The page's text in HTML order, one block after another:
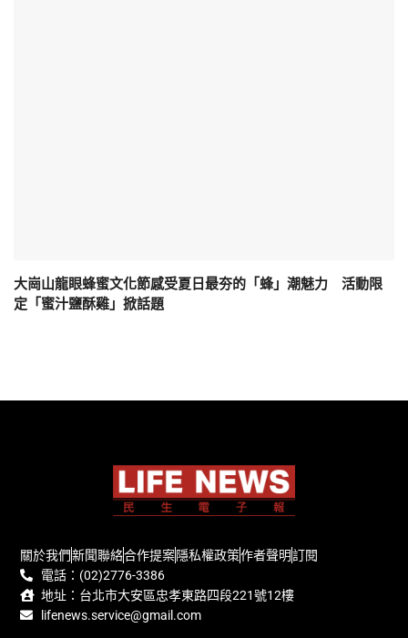
大崗山龍眼蜂蜜文化節感受夏日最夯的「蜂」潮魅力 活動限
定「蜜汁鹽酥雞」掀話題
關於我們新聞聯絡合作提案隱私權政策作者聲明訂閱
電話：(02)2776-3386
地址：台北市大安區忠孝東路四段221號12樓
lifenews.service@gmail.com